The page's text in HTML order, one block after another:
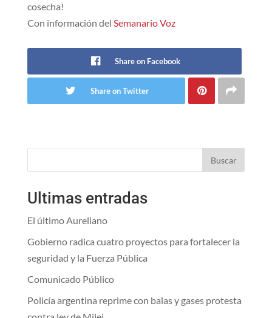
cosecha!
Con información del Semanario Voz
Share on Facebook
Share on Twitter
Buscar
Ultimas entradas
El último Aureliano
Gobierno radica cuatro proyectos para fortalecer la
seguridad y la Fuerza Pública
Comunicado Público
Policía argentina reprime con balas y gases protesta